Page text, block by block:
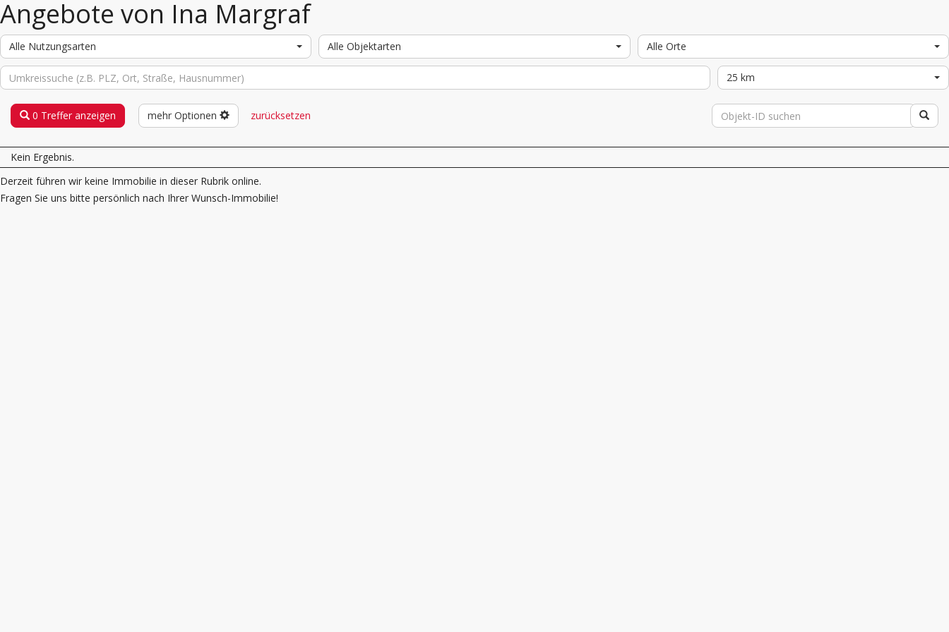
Angebote von Ina Margraf
Alle Nutzungsarten Alle Objektarten Alle Orte
25 km
0 Treffer anzeigen mehr Optionen zurücksetzen
Kein Ergebnis.
Derzeit führen wir keine Immobilie in dieser Rubrik online.
Fragen Sie uns bitte persönlich nach Ihrer Wunsch-Immobilie!